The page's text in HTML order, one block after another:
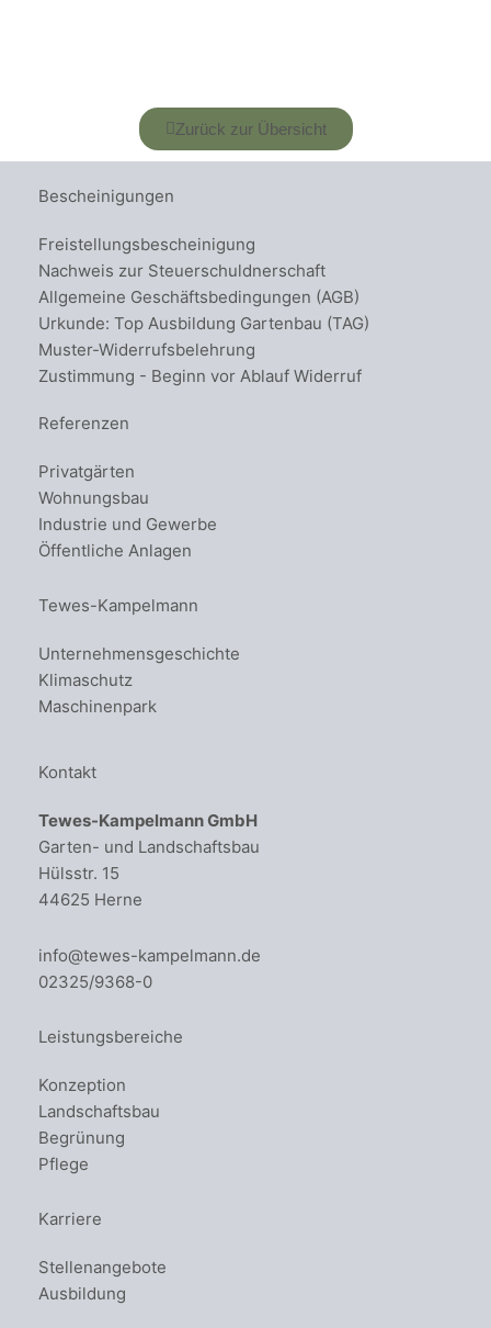
Zurück zur Übersicht
Bescheinigungen
Freistellungsbescheinigung
Nachweis zur Steuerschuldnerschaft
Allgemeine Geschäftsbedingungen (AGB)
Urkunde: Top Ausbildung Gartenbau (TAG)
Muster-Widerrufsbelehrung
Zustimmung - Beginn vor Ablauf Widerruf
Referenzen
Privatgärten
Wohnungsbau
Industrie und Gewerbe
Öffentliche Anlagen
Tewes-Kampelmann
Unternehmensgeschichte
Klimaschutz
Maschinenpark
Kontakt
Tewes-Kampelmann GmbH
Garten- und Landschaftsbau
Hülsstr. 15
44625 Herne
info@tewes-kampelmann.de
02325/9368-0
Leistungsbereiche
Konzeption
Landschaftsbau
Begrünung
Pflege
Karriere
Stellenangebote
Ausbildung